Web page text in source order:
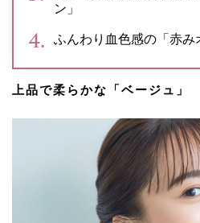
ン」
ふんわり血色感の「赤み
上品で柔らかな「ベージュ」